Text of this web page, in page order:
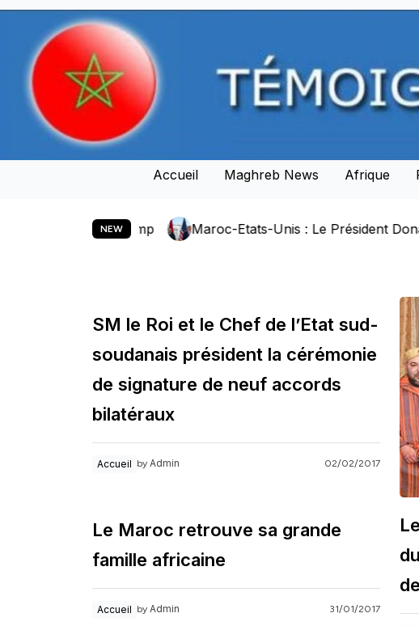
Skip
content
Accueil Maghreb News Afrique
NEW
Maroc-Etats-Unis : Le Président Donald J.
SM le Roi et le Chef de l’Etat sud-
soudanais président la cérémonie
de signature de neuf accords
bilatéraux
Accueil by Admin 02/02/2017
Le Maroc retrouve sa grande
famille africaine
Accueil by Admin 31/01/2017